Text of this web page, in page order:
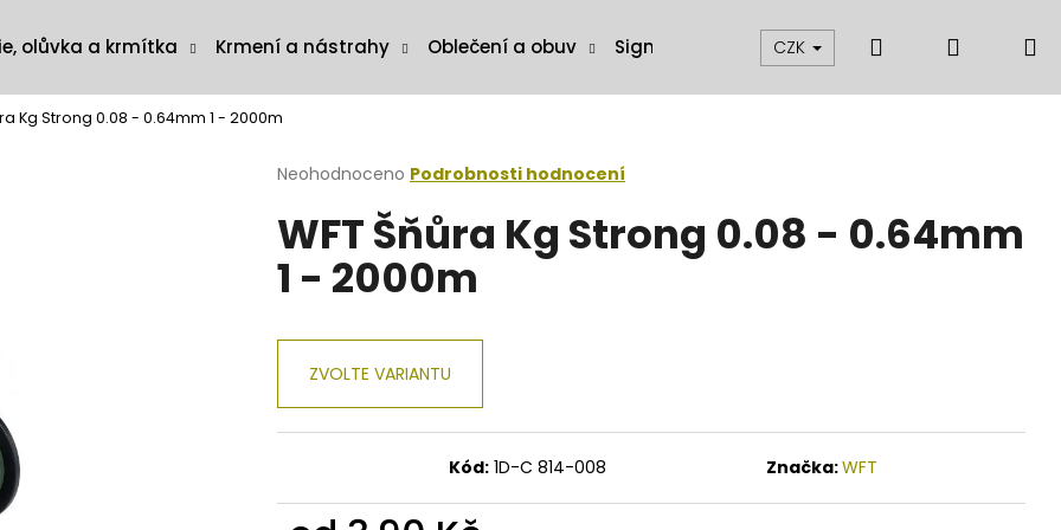
olůvka a krmítka Krmení a nástrahy Oblečení a obuv Signalizátory, swingery a čihátka Muškaření
CZK Hledat
Kg Strong 0.08 - 0.64mm 1 - 2000m
Průměrné
produktu
je
0,0
Neohodnoceno Podrobnosti hodnocení
WFT Šňůra Kg Strong 0.08 - 0.64mm
1 - 2000m
ZVOLTE VARIANTU
Kód: 1D-C 814-008 Značka:WFT